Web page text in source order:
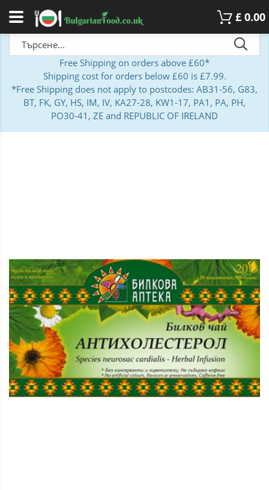
£ 0.00
Free Shipping on orders above £60*
Shipping cost for orders below £60 is £7.99.
*Free Shipping does not apply to postcodes: AB31-56, G83,
BT, FK, GY, HS, IM, IV, KA27-28, KW1-17, PA1, PA, PH,
PO30-41, ZE and REPUBLIC OF IRELAND